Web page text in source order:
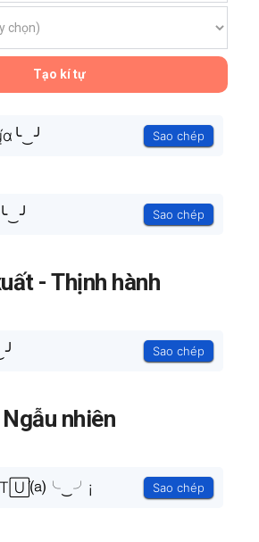
Tạo kí tự
Sao chép
Sao chép
- Thịnh hành
Sao chép
Ngẫu nhiên
Sao chép